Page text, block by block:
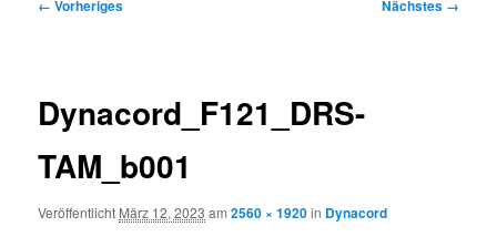
← Vorheriges Nächstes →
Dynacord_F121_DRS-
TAM_b001
Veröffentlicht März 12, 2023 am2560 × 1920in Dynacord